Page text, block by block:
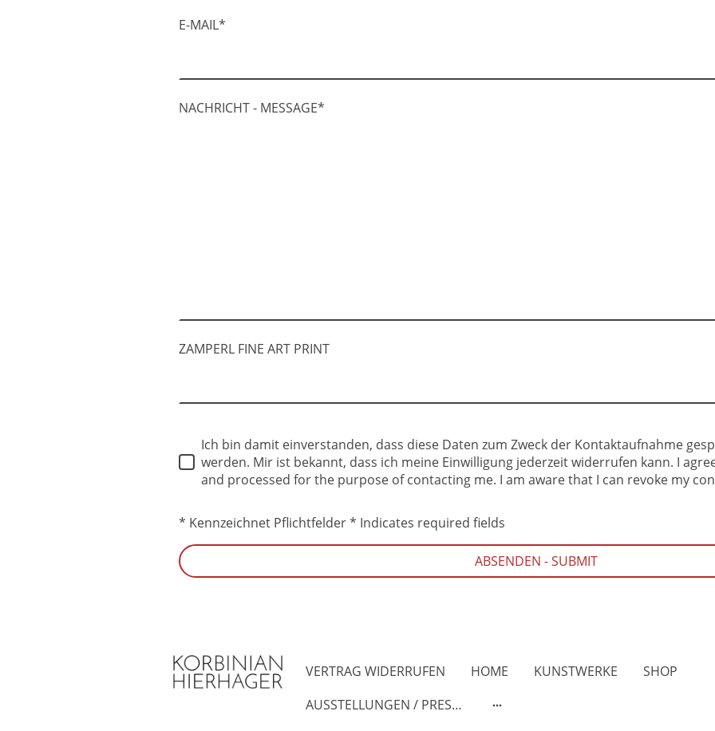
E-MAIL*
NACHRICHT - MESSAGE*
ZAMPERL FINE ART PRINT
Ich bin damit einverstanden, dass diese Daten zum Zweck der Kontaktaufnahme
werden. Mir ist bekannt, dass ich meine Einwilligung jederzeit widerrufen kann. I
and processed for the purpose of contacting me. I am aware that I can revoke my
* Kennzeichnet Pflichtfelder * Indicates required fields
ABSENDEN - SUBMIT
VERTRAG WIDERRUFEN HOME KUNSTWERKE
SHOP
AUSSTELLUNGEN / PRESSE